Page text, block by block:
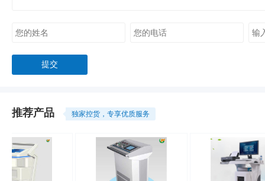
推荐产品 独家控货，专享优质服务